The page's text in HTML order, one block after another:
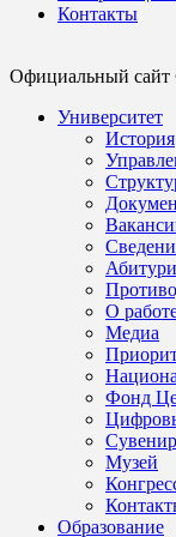
Контакты
Официальный сайт
Университет
История
О
Медиа
Фонд
Музей
Образование